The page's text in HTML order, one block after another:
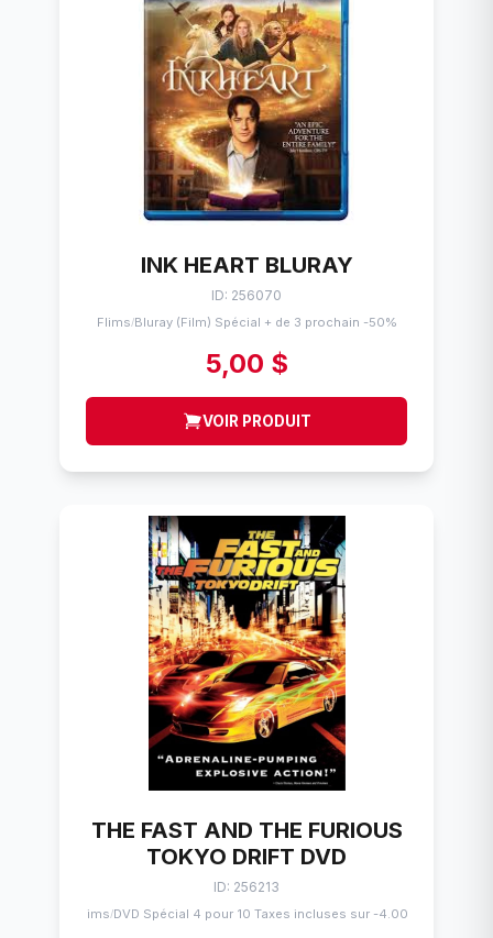
INK HEART BLURAY
ID: 256070
Flims/Bluray (Film) Spécial + de 3 prochain -50%
5,00 $
VOIR PRODUIT
THE FAST AND THE FURIOUS
TOKYO DRIFT DVD
ID: 256213
Flims/DVD Spécial 4 pour 10 Taxes incluses sur -4.00$